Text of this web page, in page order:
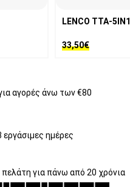
LENCO TTA-5IN1
33,50€
αγορές άνω των €80
εργάσιμες ημέρες
πελάτη για πάνω από 20 χρόνια